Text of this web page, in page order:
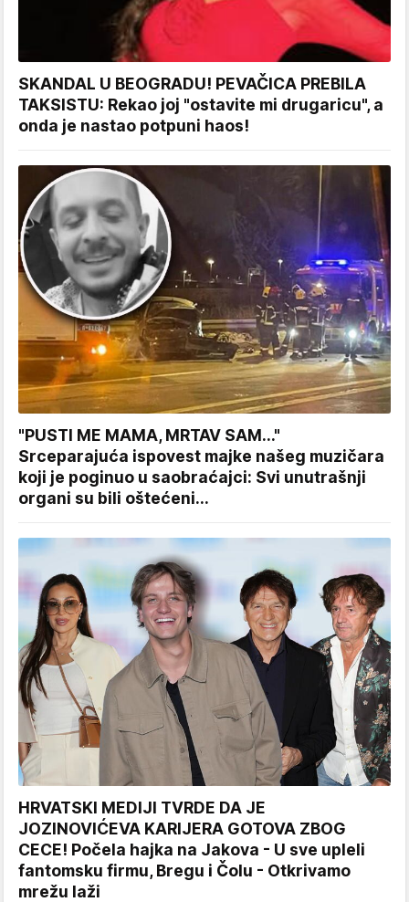
SKANDAL U BEOGRADU! PEVAČICA PREBILA
TAKSISTU: Rekao joj "ostavite mi drugaricu", a
onda je nastao potpuni haos!
"PUSTI ME MAMA, MRTAV SAM..."
Srceparajuća ispovest majke našeg muzičara
koji je poginuo u saobraćajci: Svi unutrašnji
organi su bili oštećeni...
HRVATSKI MEDIJI TVRDE DA JE
JOZINOVIĆEVA KARIJERA GOTOVA ZBOG
CECE! Počela hajka na Jakova - U sve upleli
fantomsku firmu, Bregu i Čolu - Otkrivamo
mrežu laži